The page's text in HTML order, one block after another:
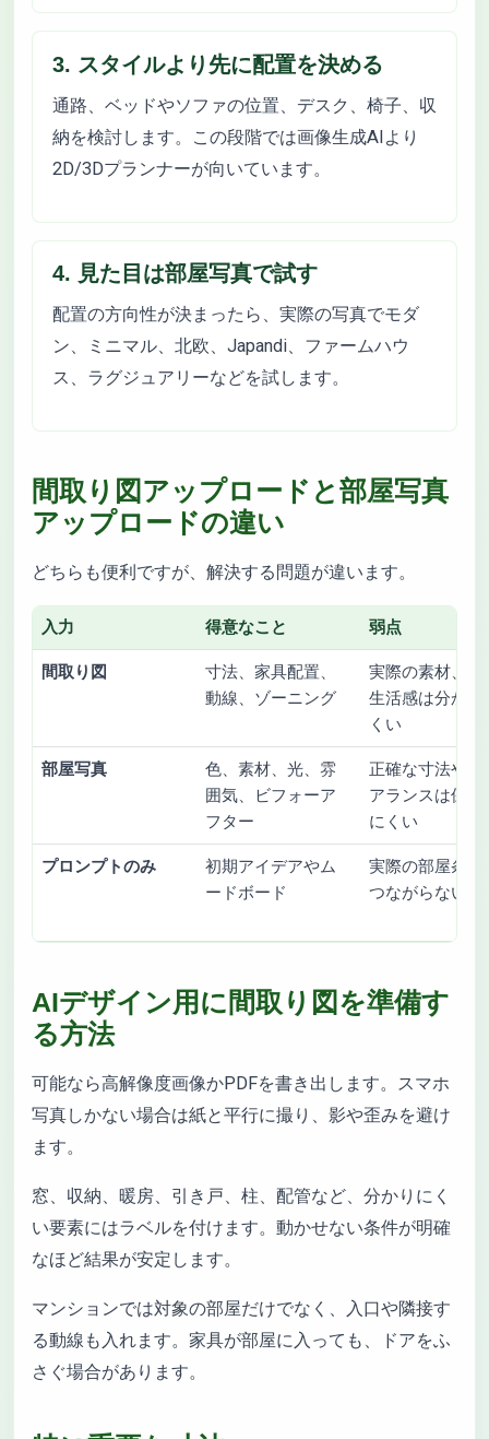
3. スタイルより先に配置を決める
通路、ベッドやソファの位置、デスク、椅子、収
納を検討します。この段階では画像生成AIより
2D/3Dプランナーが向いています。
4. 見た目は部屋写真で試す
配置の方向性が決まったら、実際の写真でモダ
ン、ミニマル、北欧、Japandi、ファームハウ
ス、ラグジュアリーなどを試します。
間取り図アップロードと部屋写真
アップロードの違い
どちらも便利ですが、解決する問題が違います。
入力 得意なこと 弱点
間取り図
寸法、家具配置、
動線、ゾーニング
実際の素材、光
生活感は分かり
くい
部屋写真
色、素材、光、雰
囲気、ビフォーア
フター
正確な寸法やク
アランスは保証
にくい
プロンプトのみ
初期アイデアやム
ードボード
実際の部屋条件
つながらない
AIデザイン用に間取り図を準備す
る方法
可能なら高解像度画像かPDFを書き出します。スマホ
写真しかない場合は紙と平行に撮り、影や歪みを避け
ます。
窓、収納、暖房、引き戸、柱、配管など、分かりにく
い要素にはラベルを付けます。動かせない条件が明確
なほど結果が安定します。
マンションでは対象の部屋だけでなく、入口や隣接す
る動線も入れます。家具が部屋に入っても、ドアをふ
さぐ場合があります。